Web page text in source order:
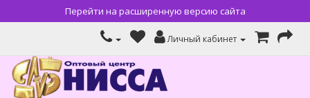
Перейти на расширенную версию сайта
Личный кабинет